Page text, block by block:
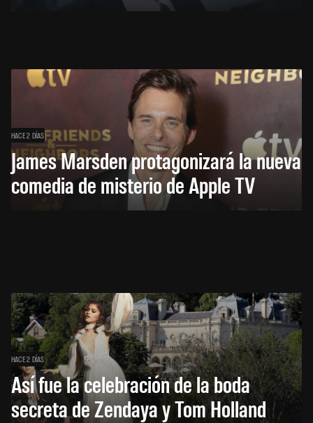
HACE 2 DÍAS
James Marsden protagonizará la nueva
comedia de misterio de Apple TV
HACE 2 DÍAS
Así fue la celebración de la boda
secreta de Zendaya y Tom Holland